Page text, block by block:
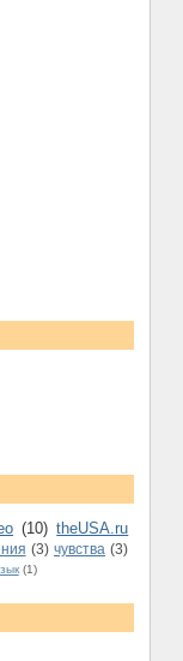
(10) theUSA.ru
(3) чувства (3)
(1)